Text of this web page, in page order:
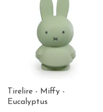
Tirelire - Miffy -
Eucalyptus